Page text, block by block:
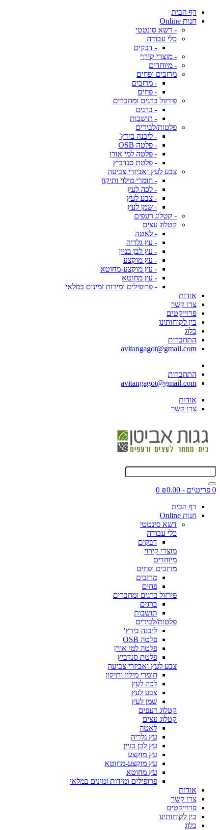
דף הבית
חנות Online
- דשא סינטטי
כלי עבודה
- דבקים
- מוצרי קירוי
- מיוחדים
מרזבים ופחים
- מרזבים
- פחים
פירזול ברגים ומחברים
- ברגים
- תושבות
פלטות/לבידים
- ליבנה בירץ'
- פלטה OSB
- פלטה למי אורן
- פלטת סנדביץ
צבע לעץ ואביזרי צביעה
- חומרי מילוי ותיקון
- לכה לעץ
- צבע לעץ
- שמן לעץ
- קטלוג רעפים
קטלוג עצים
- לאטה
- עץ גלריה
- עץ לבן בניין
- עץ מוקצע
- עץ מוקצע-מחוטא
- עץ מחוטא
- פרופילים ומידות זמינים במלאי
אודות
צרו קשר
פרוייקטים
בין לקוחותינו
בלוג
התחברות
avitangagot@gmail.com
התחברות
avitangagot@gmail.com
אודות
צרו קשר
0 פריט\ים - ₪0.00
0
דף הבית
חנות Online
דשא סינטטי
כלי עבודה
דבקים
מוצרי קירוי
מיוחדים
מרזבים ופחים
מרזבים
פחים
פירזול ברגים ומחברים
ברגים
תושבות
פלטות/לבידים
ליבנה בירץ'
פלטה OSB
פלטה למי אורן
פלטת סנדביץ
צבע לעץ ואביזרי צביעה
חומרי מילוי ותיקון
לכה לעץ
צבע לעץ
שמן לעץ
קטלוג רעפים
קטלוג עצים
לאטה
עץ גלריה
עץ לבן בניין
עץ מוקצע
עץ מוקצע-מחוטא
עץ מחוטא
פרופילים ומידות זמינים במלאי
אודות
צרו קשר
פרוייקטים
בין לקוחותינו
בלוג